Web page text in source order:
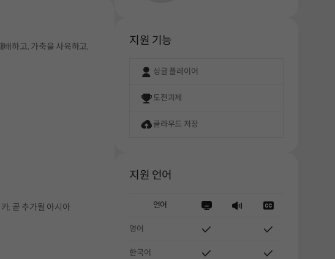
하고, 가축을 사육하고,
, 곧 추가될 아시아
지원 기능
싱글 플레이어
도전과제
클라우드 저장
지원 언어
언어
영어
한국어